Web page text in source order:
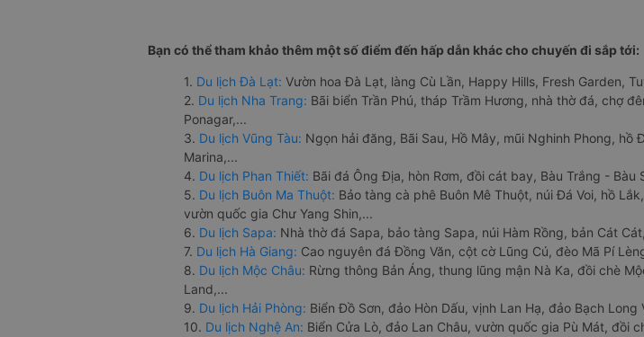
Bạn có thể tham khảo thêm một số điểm đến hấp dẫn khác cho chuyến đi sắp tới:
1. Du lịch Đà Lạt: Vườn hoa Đà Lạt, làng Cù Lần, Happy Hills, Fresh Garden,
2. Du lịch Nha Trang: Bãi biển Trần Phú, tháp Trầm Hương, nhà thờ đá, chợ
Ponagar,...
3. Du lịch Vũng Tàu: Ngọn hải đăng, Bãi Sau, Hồ Mây, mũi Nghinh Phong,
Marina,...
4. Du lịch Phan Thiết: Bãi đá Ông Địa, hòn Rơm, đồi cát bay, Bàu Trắng - Bàu
5. Du lịch Buôn Ma Thuột: Bảo tàng cà phê Buôn Mê Thuột, núi Đá Voi, hồ
vườn quốc gia Chư Yang Shin,...
6. Du lịch Sapa: Nhà thờ đá Sapa, bảo tàng Sapa, núi Hàm Rồng, bản Cát
7. Du lịch Hà Giang: Cao nguyên đá Đồng Văn, cột cờ Lũng Cú, đèo Mã Pí
8. Du lịch Mộc Châu: Rừng thông Bản Áng, thung lũng mận Nà Ka, đồi chè
Land,...
9. Du lịch Hải Phòng: Biển Đồ Sơn, đảo Hòn Dấu, vịnh Lan Hạ, đảo Bạch
10. Du lịch Nghệ An: Biển Cửa Lò, đảo Lan Châu, vườn quốc gia Pù Mát, đồi